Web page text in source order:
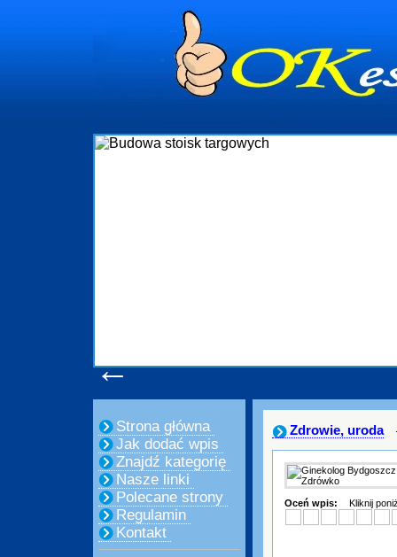
←
Strona główna
Jak dodać wpis
Znajdź kategorię
Nasze linki
Polecane strony
Regulamin
Kontakt
Zdrowie, uroda
Oceń wpis: Kliknij